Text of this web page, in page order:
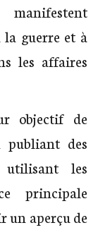
guerre et à
les affaires
objectif de
publiant des
utilisant les
principale
un aperçu de